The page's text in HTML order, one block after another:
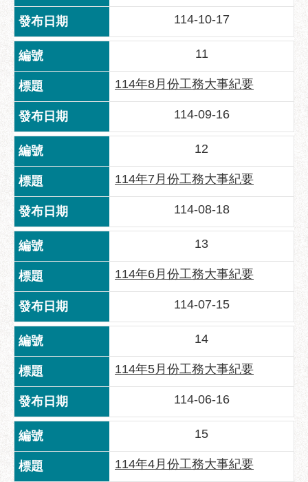
助
專
區
網
站
導
覽
回
首
頁
English
台
北
通
北
服
務
通
常
見
問
答
雙
語
114-10-17
11
114年8月份工務大事紀要
114-09-16
12
114年7月份工務大事紀要
114-08-18
13
114年6月份工務大事紀要
114-07-15
14
114年5月份工務大事紀要
114-06-16
15
114年4月份工務大事紀要